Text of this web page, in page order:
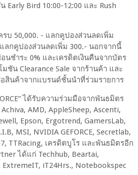
Bird 10:00-12:00 และ Rush
บ 50,000. - แลกคูปองส่วนลดเพิ่ม
ลกคูปองส่วนลดเพิ่ม 300.- นอกจากนี้
นชำระ 0% และเครดิตเงินคืนจากบัตร
ชัน Clearance Sale จากร้านค้า และ
สินค้าจากแบรนด์ชั้นนำที่ร่วมรายการ
ได้รับความร่วมมือจากพันธมิตร
AMD, AppleSheep, Ascenti,
Epson, Ergotrend, GamersLab,
MSI, NVIDIA GEFORCE, Secretlab,
TTRacing, เครดิตบูโร และพันธมิตรอีก
ได้แก่ Techhub, Beartai,
ExtremeIT, iT24Hrs., Notebookspec